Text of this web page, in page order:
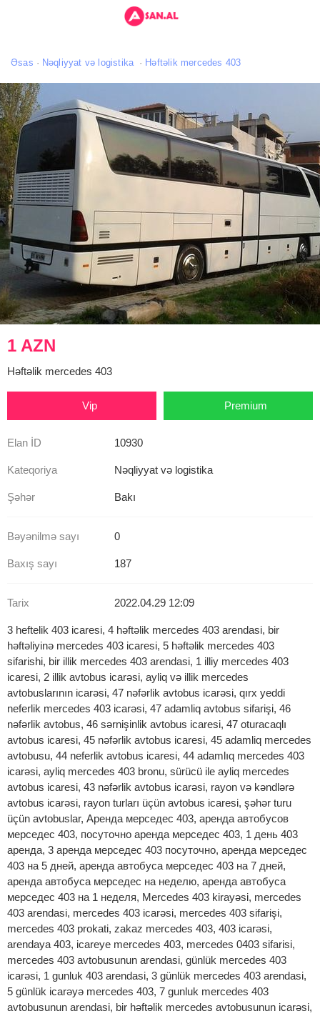
Əsas Nəqliyyat və logistika Həftəlik mercedes 403
1 AZN
Həftəlik mercedes 403
Vip Premium
Elan İD 10930
Kateqoriya Nəqliyyat və logistika
Şəhər Bakı
Bəyənilmə sayı 0
Baxış sayı 187
Tarix 2022.04.29 12:09
3 heftelik 403 icaresi, 4 həftəlik mercedes 403 arendasi, bir
həftəliyinə mercedes 403 icaresi, 5 həftəlik mercedes 403
sifarishi, bir illik mercedes 403 arendasi, 1 illiy mercedes 403
icaresi, 2 illik avtobus icarəsi, ayliq və illik mercedes
avtobuslarının icarəsi, 47 nəfərlik avtobus icarəsi, qırx yeddi
neferlik mercedes 403 icarəsi, 47 adamliq avtobus sifarişi, 46
nəfərlik avtobus, 46 sərnişinlik avtobus icaresi, 47 oturacaqlı
avtobus icaresi, 45 nəfərlik avtobus icaresi, 45 adamliq mercedes
avtobusu, 44 neferlik avtobus icaresi, 44 adamlıq mercedes 403
icarəsi, ayliq mercedes 403 bronu, sürücü ile ayliq mercedes
avtobus icaresi, 43 nəfərlik avtobus icarəsi, rayon və kəndlərə
avtobus icarəsi, rayon turları üçün avtobus icaresi, şəhər turu
üçün avtobuslar, Аренда мерседес 403, аренда автобусов
мерседес 403, посуточно аренда мерседес 403, 1 день 403
аренда, 3 аренда мерседес 403 посуточно, аренда мерседес
403 на 5 дней, аренда автобуса мерседес 403 на 7 дней,
аренда автобуса мерседес на неделю, аренда автобуса
мерседес 403 на 1 неделя, Mercedes 403 kirayəsi, mercedes
403 arendasi, mercedes 403 icarəsi, mercedes 403 sifarişi,
mercedes 403 prokati, zakaz mercedes 403, 403 icarəsi,
arendaya 403, icareye mercedes 403, mercedes 0403 sifarisi,
mercedes 403 avtobusunun arendasi, günlük mercedes 403
icarəsi, 1 gunluk 403 arendasi, 3 günlük mercedes 403 arendasi,
5 günlük icarəyə mercedes 403, 7 gunluk mercedes 403
avtobusunun arendasi, bir həftəlik mercedes avtobusunun icarəsi,